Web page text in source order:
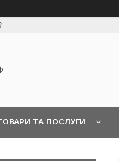
ТА ПОСЛУГИ